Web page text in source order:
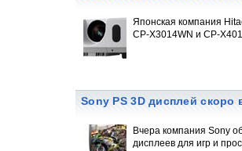
Японская компания
CP-X3014WN и CP-
Sony PS 3D дисплей скоро
Вчера компания Sony
дисплеев для игр и